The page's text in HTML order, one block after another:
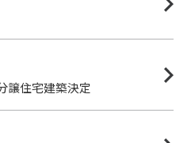
譲住宅建築決定